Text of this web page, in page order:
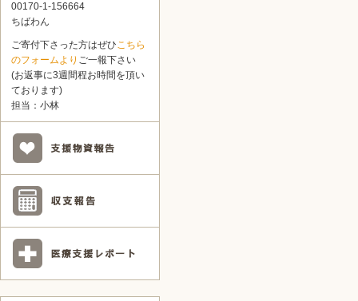
00170-1-156664
ちばわん
ご寄付下さった方はぜひこちら
のフォームより ご一報下さい
(お返事に3週間程お時間を頂い
ております)
担当：小林